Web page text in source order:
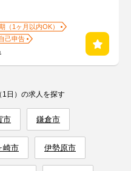
（1ヶ月以内OK）
己申告
日）の求人を探す
市 鎌倉市
崎市 伊勢原市